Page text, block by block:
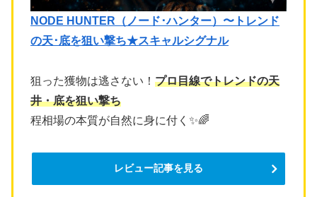
NODE HUNTER（ノード･ハンター）〜トレンド
の天･底を狙い撃ち★スキャルシグナル
狙った獲物は逃さない！ プロ目線でトレンドの天
井・底を狙い撃ち
程相場の本質が自然に身に付く✨🌈
レビュー記事を見る